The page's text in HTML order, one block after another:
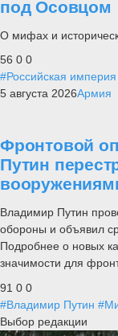
под Осовцом
О мифах и
56 0 0
#Российская империя
5 августа 2026Армия
Фронтовой
Путин
Владимир Путин
обороны и объявил
Подробнее о новых
значимости для
91 0 0
#Владимир Путин
Выбор редакции